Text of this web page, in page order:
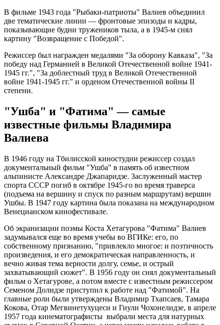
В фильме 1943 года "Рыбаки-патриоты" Валиев объединил
две тематические линии — фронтовые эпизоды и кадры,
показывающие будни тружеников тыла, а в 1945-м снял
картину "Возвращение с Победой".
Режиссер был награжден медалями "За оборону Кавказа", "За
победу над Германией в Великой Отечественной войне 1941-
1945 гг.", "За доблестный труд в Великой Отечественной
войне 1941-1945 гг." и орденом Отечественной войны II
степени.
"Ушба" и "Фатима" — самые
известные фильмы Владимира
Валиева
В 1946 году на Тбилисской киностудии режиссер создал
документальный фильм "Ушба" в память об известном
альпинисте Александре Джапаридзе. Заслуженный мастер
спорта СССР погиб в октябре 1945-го во время траверса
(подъема на вершину и спуск по разным маршрутам) вершин
Ушбы. В 1947 году картина была показана на международном
Венецианском кинофестивале.
Об экранизации поэмы Коста Хетагурова "Фатима" Валиев
задумывался еще во время учебы во ВГИКе: его, по
собственному признанию, "привлекло многое: и поэтичность
произведения, и его демократическая направленность, и
вечно живая тема верности долгу, семье, и острый
захватывающий сюжет". В 1956 году он снял документальный
фильм о Хетагурове, а потом вместе с известным режиссером
Семеном Долидзе приступил к работе над "Фатимой". На
главные роли были утверждены Владимир Тхапсаев, Тамара
Кокова, Отар Мегвинетухуцеси и Гиули Чохонелидзе, в апреле
1957 года кинематографисты выбрали места для натурных